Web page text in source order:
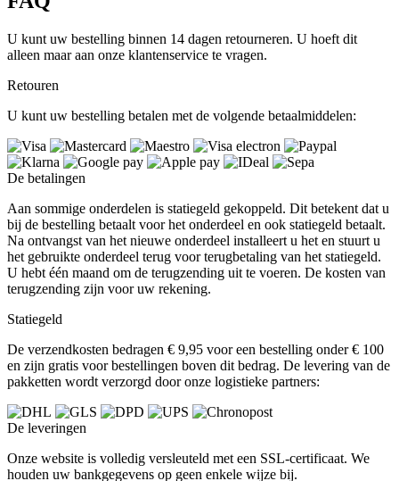
U kunt uw bestelling binnen 14 dagen retourneren. U hoeft dit
alleen maar aan onze klantenservice te vragen.
Retouren
U kunt uw bestelling betalen met de volgende betaalmiddelen:
De betalingen
Aan sommige onderdelen is statiegeld gekoppeld. Dit betekent dat u
bij de bestelling betaalt voor het onderdeel en ook statiegeld betaalt.
Na ontvangst van het nieuwe onderdeel installeert u het en stuurt u
het gebruikte onderdeel terug voor terugbetaling van het statiegeld.
U hebt één maand om de terugzending uit te voeren. De kosten van
terugzending zijn voor uw rekening.
Statiegeld
De verzendkosten bedragen € 9,95 voor een bestelling onder € 100
en zijn gratis voor bestellingen boven dit bedrag. De levering van de
pakketten wordt verzorgd door onze logistieke partners:
De leveringen
Onze website is volledig versleuteld met een SSL-certificaat. We
houden uw bankgegevens op geen enkele wijze bij.